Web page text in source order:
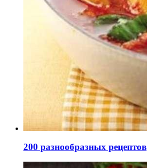
200 разнообразных рецептов